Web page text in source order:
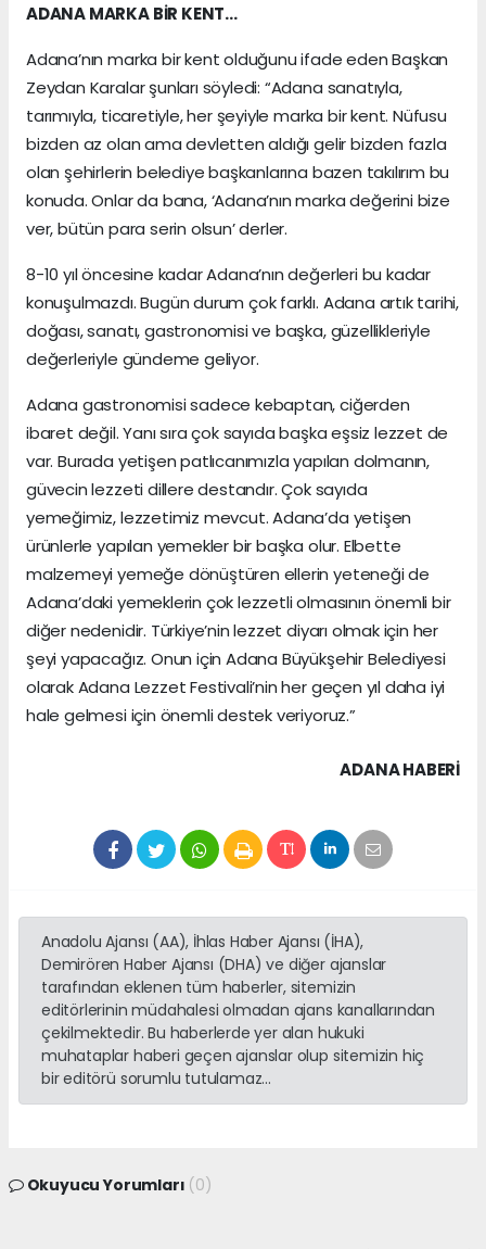
ADANA MARKA BİR KENT…
Adana’nın marka bir kent olduğunu ifade eden Başkan
Zeydan Karalar şunları söyledi: “Adana sanatıyla,
tarımıyla, ticaretiyle, her şeyiyle marka bir kent. Nüfusu
bizden az olan ama devletten aldığı gelir bizden fazla
olan şehirlerin belediye başkanlarına bazen takılırım bu
konuda. Onlar da bana, ‘Adana’nın marka değerini bize
ver, bütün para serin olsun’ derler.
8-10 yıl öncesine kadar Adana’nın değerleri bu kadar
konuşulmazdı. Bugün durum çok farklı. Adana artık tarihi,
doğası, sanatı, gastronomisi ve başka, güzellikleriyle
değerleriyle gündeme geliyor.
Adana gastronomisi sadece kebaptan, ciğerden
ibaret değil. Yanı sıra çok sayıda başka eşsiz lezzet de
var. Burada yetişen patlıcanımızla yapılan dolmanın,
güvecin lezzeti dillere destandır. Çok sayıda
yemeğimiz, lezzetimiz mevcut. Adana’da yetişen
ürünlerle yapılan yemekler bir başka olur. Elbette
malzemeyi yemeğe dönüştüren ellerin yeteneği de
Adana’daki yemeklerin çok lezzetli olmasının önemli bir
diğer nedenidir. Türkiye’nin lezzet diyarı olmak için her
şeyi yapacağız. Onun için Adana Büyükşehir Belediyesi
olarak Adana Lezzet Festivali’nin her geçen yıl daha iyi
hale gelmesi için önemli destek veriyoruz.”
ADANA HABERİ
Anadolu Ajansı (AA), İhlas Haber Ajansı (İHA),
Demirören Haber Ajansı (DHA) ve diğer ajanslar
tarafından eklenen tüm haberler, sitemizin
editörlerinin müdahalesi olmadan ajans kanallarından
çekilmektedir. Bu haberlerde yer alan hukuki
muhataplar haberi geçen ajanslar olup sitemizin hiç
bir editörü sorumlu tutulamaz...
Okuyucu Yorumları (0)